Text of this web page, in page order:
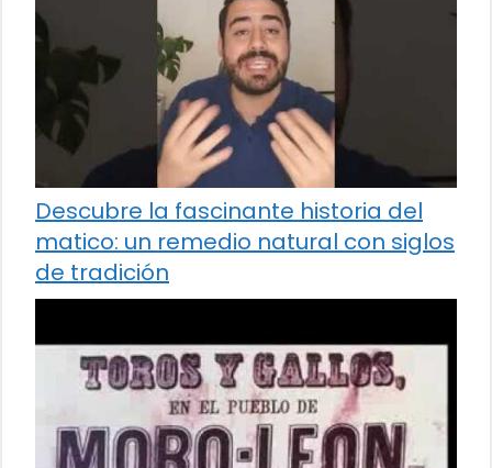
Descubre la fascinante historia del
matico: un remedio natural con siglos
de tradición